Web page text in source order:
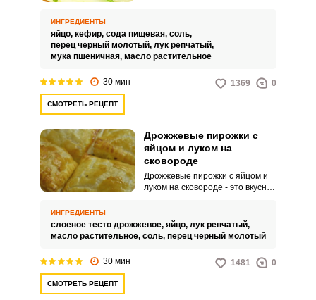
приготовлено в домашних
условиях с относительно
доступными ингредиентами.
Это блюдо получило название
простоты и быстроты
подход.
ИНГРЕДИЕНТЫ
яйцо, кефир, сода пищевая, соль,
перец черный молотый, лук репчатый,
мука пшеничная, масло растительное
30 мин 1369 0
СМОТРЕТЬ РЕЦЕПТ
Дрожжевые пирожки с
яйцом и луком на
сковороде
Дрожжевые пирожки с яйцом и
луком на сковороде - это вкусное
или легкого обеда. Вкус
пирожков сочетает в себе
обжаренного лука, что придает
блюду особый вкус.
ИНГРЕДИЕНТЫ
слоеное тесто дрожжевое, яйцо, лук репчатый,
масло растительное, соль, перец черный молотый
30 мин 1481 0
СМОТРЕТЬ РЕЦЕПТ